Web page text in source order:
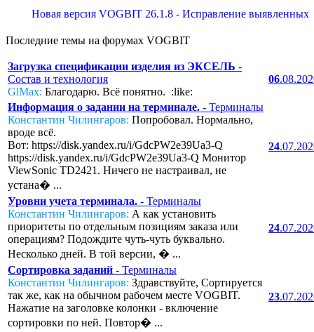
Новая версия VOGBIT 26.1.8 - Исправление выявленных
Последние темы на форумах VOGBIT
Загрузка спецификации изделия из ЭКСЕЛЬ -
Состав и технология
GlMax: Благодарю. Всё понятно. :like:
06
Информация о задании на терминале. - Терминалы
Константин Чилингаров: Попробовал. Нормально,
вроде всё.
Вот: https://disk.yandex.ru/i/GdcPW2e39Ua3-Q
https://disk.yandex.ru/i/GdcPW2e39Ua3-Q Монитор
ViewSonic TD2421. Ничего не настраивал, не
устана� ...
24
Уровни учета терминала. - Терминалы
Константин Чилингаров: А как установить
приоритеты по отдельным позициям заказа или
операциям? Подождите чуть-чуть буквально.
Несколько дней. В той версии, � ...
24
Сортировка заданий - Терминалы
Константин Чилингаров: Здравствуйте, Сортируется
так же, как на обычном рабочем месте VOGBIT.
Нажатие на заголовке колонки - включение
сортировки по ней. Повтор� ...
23